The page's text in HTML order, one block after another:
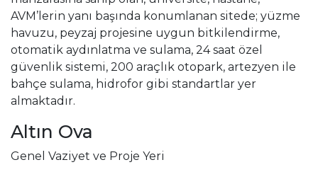
AVM’lerin yanı başında konumlanan sitede; yüzme
havuzu, peyzaj projesine uygun bitkilendirme,
otomatik aydınlatma ve sulama, 24 saat özel
güvenlik sistemi, 200 araçlık otopark, artezyen ile
bahçe sulama, hidrofor gibi standartlar yer
almaktadır.
Altın Ova
Genel Vaziyet ve Proje Yeri